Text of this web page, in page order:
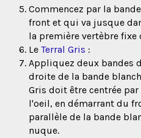
Commencez par la
front et qui va jusque
la première vertèbre fixe
Le Terral Gris :
Appliquez deux bandes
droite de la bande
Gris doit être centrée
l'oeil, en démarrant du
parallèle de la bande
nuque.